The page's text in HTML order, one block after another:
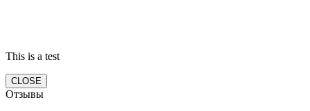
This is a test
CLOSE
Отзывы